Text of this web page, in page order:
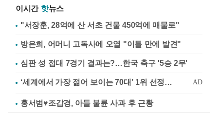
이시간 핫뉴스
"서장훈, 28억에 산 서초 건물 450억에 매물로"
방은희, 어머니 고독사에 오열 "이틀 만에 발견"
심판 성 접대 7경기 결과는?…한국 축구 '5승 2무'
홍서범♥조갑경, 아들 불륜 사과 후 근황